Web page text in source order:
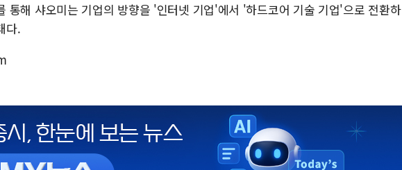
통해 샤오미는 기업의 방향을 '인터넷 기업'에서 '하드코어 기술 기업'으로 전환하
다.